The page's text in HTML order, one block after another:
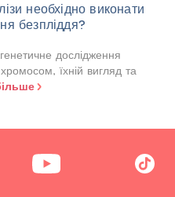
необхідно виконати
безпліддя?
дослідження
хромосом, їхній вигляд та